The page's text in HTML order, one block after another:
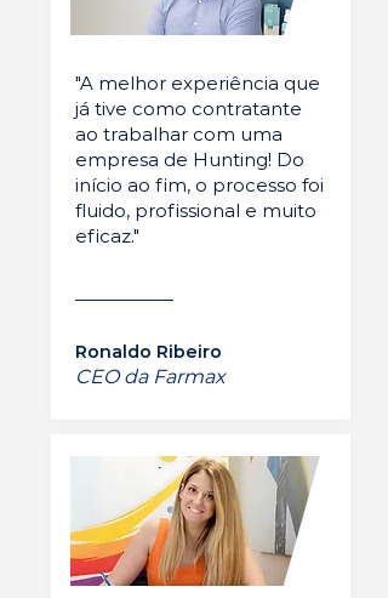
"A melhor experiência que
já tive como contratante
ao trabalhar com uma
empresa de Hunting! Do
início ao fim, o processo foi
fluido, profissional e muito
eficaz."
Ronaldo Ribeiro
CEO da Farmax